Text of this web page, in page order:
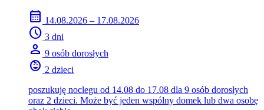
calendar_month 14.08.2026 – 17.08.2026
schedule 3 dni
person 9 osób dorosłych
child_care 2 dzieci
poszukuję noclegu od 14.08 do 17.08 dla 9 osób dorosłych
oraz 2 dzieci. Może być jeden wspólny domek lub dwa osobę